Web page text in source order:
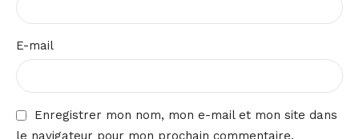
E-mail
Enregistrer mon nom, mon e-mail et mon site dans
le navigateur pour mon prochain commentaire.